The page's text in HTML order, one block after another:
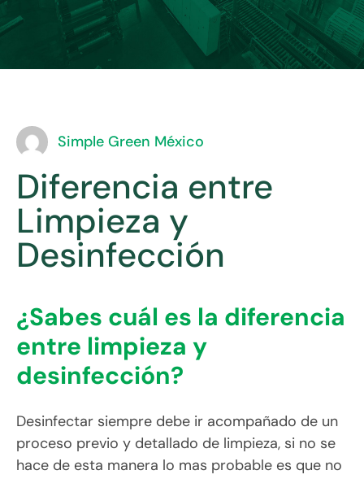
Simple Green México
Diferencia entre
Limpieza y
Desinfección
¿Sabes cuál es la diferencia
entre limpieza y
desinfección?
Desinfectar siempre debe ir acompañado de un
proceso previo y detallado de limpieza, si no se
hace de esta manera lo mas probable es que no